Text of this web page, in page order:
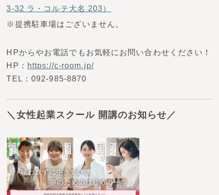
3-32 ラ・コルテ大名 203）
※提携駐車場はございません。
HPからやお電話でもお気軽にお問い合わせください！
HP： https://c-room.jp/
TEL：092-985-8870
＼女性起業スクール 開講のお知らせ／